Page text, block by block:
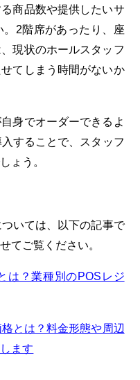
商品数や提供したいサ
2階席があったり、座
現状のホールスタッフ
てしまう時間がないか
身でオーダーできるよ
することで、スタッフ
ょう。
いては、以下の記事で
てご覧ください。
は？業種別のPOSレジ
とは？料金形態や周辺
ます